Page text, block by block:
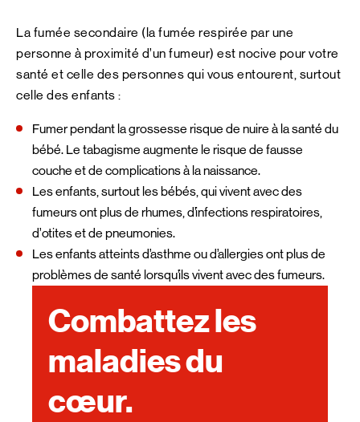
La fumée secondaire (la fumée respirée par une
personne à proximité d’un fumeur) est nocive pour votre
santé et celle des personnes qui vous entourent, surtout
celle des enfants :
Fumer pendant la grossesse risque de nuire à la santé du
bébé. Le tabagisme augmente le risque de fausse
couche et de complications à la naissance.
Les enfants, surtout les bébés, qui vivent avec des
fumeurs ont plus de rhumes, d’infections respiratoires,
d’otites et de pneumonies.
Les enfants atteints d’asthme ou d’allergies ont plus de
problèmes de santé lorsqu’ils vivent avec des fumeurs.
Combattez les
maladies du
cœur.